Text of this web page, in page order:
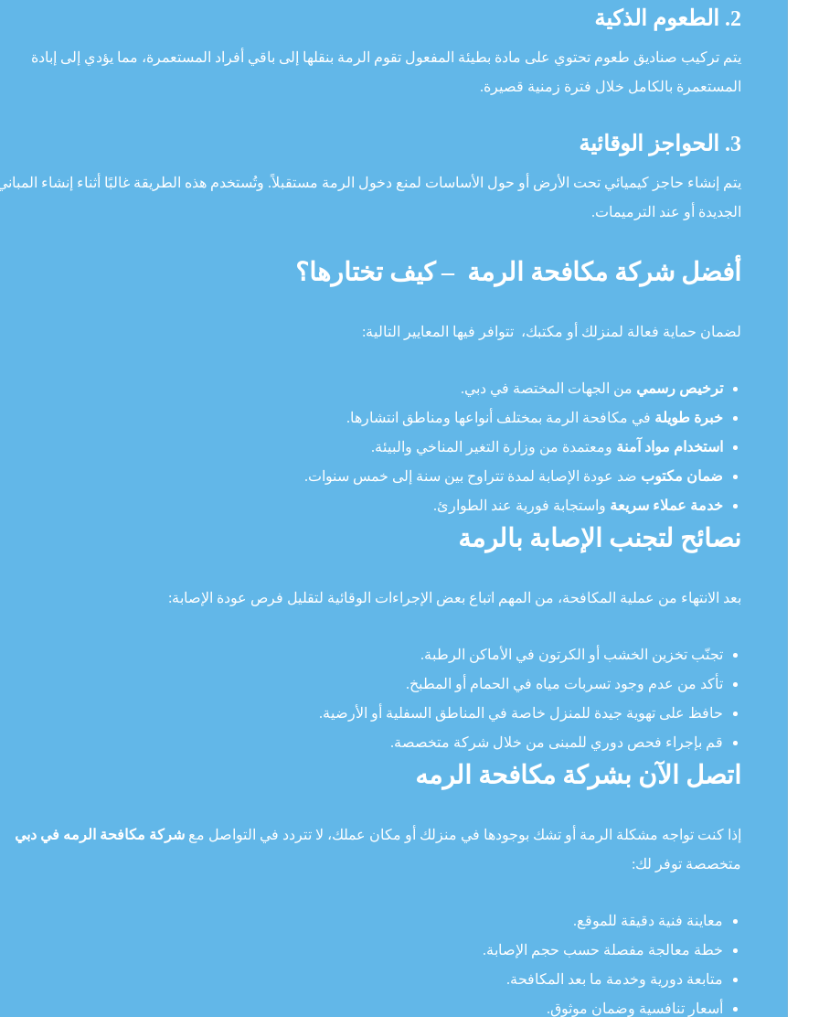
2. الطعوم الذكية
يتم تركيب صناديق طعوم تحتوي على مادة بطيئة المفعول تقوم الرمة بنقلها إلى باقي أفراد المستعمرة، مما يؤدي إلى إبادة
المستعمرة بالكامل خلال فترة زمنية قصيرة.
3. الحواجز الوقائية
يتم إنشاء حاجز كيميائي تحت الأرض أو حول الأساسات لمنع دخول الرمة مستقبلاً. وتُستخدم هذه الطريقة غالبًا أثناء إنشاء
الجديدة أو عند الترميمات.
أفضل شركة مكافحة الرمة – كيف تختارها؟
لضمان حماية فعالة لمنزلك أو مكتبك، تتوافر فيها المعايير التالية:
ترخيص رسمي من الجهات المختصة في دبي.
خبرة طويلة في مكافحة الرمة بمختلف أنواعها ومناطق انتشارها.
استخدام مواد آمنة ومعتمدة من وزارة التغير المناخي والبيئة.
ضمان مكتوب ضد عودة الإصابة لمدة تتراوح بين سنة إلى خمس سنوات.
خدمة عملاء سريعة واستجابة فورية عند الطوارئ.
نصائح لتجنب الإصابة بالرمة
بعد الانتهاء من عملية المكافحة، من المهم اتباع بعض الإجراءات الوقائية لتقليل فرص عودة الإصابة:
تجنّب تخزين الخشب أو الكرتون في الأماكن الرطبة.
تأكد من عدم وجود تسربات مياه في الحمام أو المطبخ.
حافظ على تهوية جيدة للمنزل خاصة في المناطق السفلية أو الأرضية.
قم بإجراء فحص دوري للمبنى من خلال شركة متخصصة.
اتصل الآن بشركة مكافحة الرمه
إذا كنت تواجه مشكلة الرمة أو تشك بوجودها في منزلك أو مكان عملك، لا تتردد في التواصل مع شركة مكافحة الرمه في دبي
متخصصة توفر لك:
معاينة فنية دقيقة للموقع.
خطة معالجة مفصلة حسب حجم الإصابة.
متابعة دورية وخدمة ما بعد المكافحة.
أسعار تنافسية وضمان موثوق.